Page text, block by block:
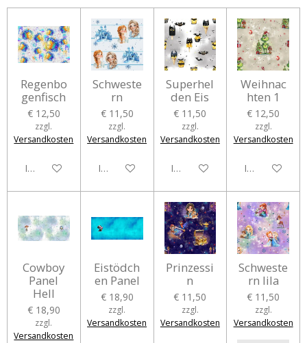
Regenbo
genfisch
€ 12,50
zzgl.
Versandkosten
In den Warenkorb
Schweste
rn
€ 11,50
zzgl.
Versandkosten
In den Warenkorb
Superhel
den Eis
€ 11,50
zzgl.
Versandkosten
In den Warenkorb
Weihnac
hten 1
€ 12,50
zzgl.
Versandkosten
In den
Cowboy
Panel
Hell
€ 18,90
zzgl.
Versandkosten
Eistödch
en Panel
€ 18,90
zzgl.
Versandkosten
Prinzessi
n
€ 11,50
zzgl.
Versandkosten
Schweste
rn lila
€ 11,50
zzgl.
Versandkosten